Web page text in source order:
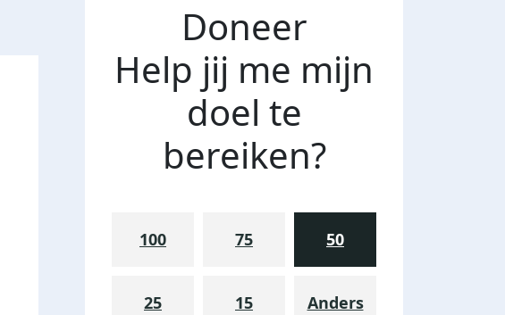
Doneer
Help jij me mijn
doel te
bereiken?
100 75 50
25 15 Anders